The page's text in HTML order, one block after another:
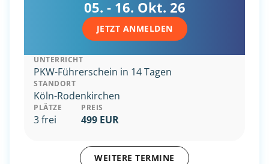
05. - 16. Okt. 26
JETZT ANMELDEN
UNTERRICHT
PKW-Führerschein in 14 Tagen
STANDORT
Köln-Rodenkirchen
PLÄTZE
3 frei
PREIS
499 EUR
WEITERE TERMINE